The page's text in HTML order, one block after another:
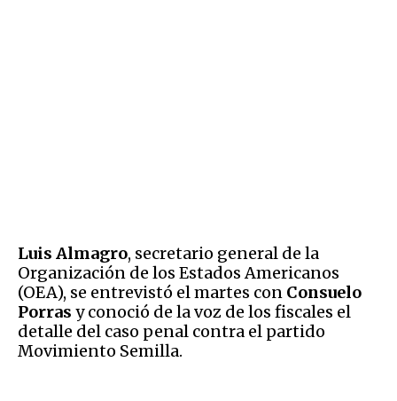
Luis Almagro, secretario general de la
Organización de los Estados Americanos
(OEA), se entrevistó el martes con Consuelo
Porras y conoció de la voz de los fiscales el
detalle del caso penal contra el partido
Movimiento Semilla.